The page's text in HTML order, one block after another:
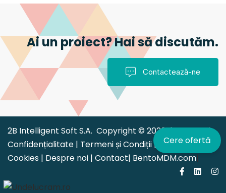
Cere ofertă
Ai un proiect? Hai să discutăm.
Contactează-ne
2B Intelligent Soft S.A. Copyright © 2026 |Politica de
Confidențialitate | Termeni și Condiții|
Politica
Cookies | Despre noi | Contact| BentoMDM.com|